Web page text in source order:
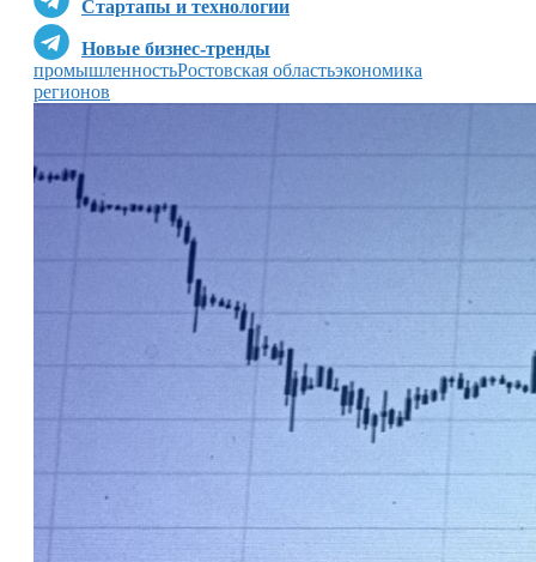
Стартапы и технологии
Новые бизнес-тренды
промышленностьРостовская областьэкономика
регионов